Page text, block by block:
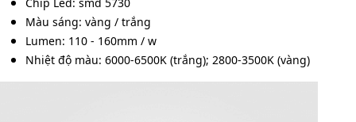
Màu sáng: vàng / trắng
Lumen: 110 - 160mm / w
Nhiệt độ màu: 6000-6500K (trắng); 2800-3500K (vàng)